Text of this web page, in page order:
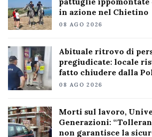
in azione nel Chietino
08 AGO 2026
Abituale ritrovo di
pregiudicate: locale
fatto chiudere dalla
08 AGO 2026
Morti sul lavoro,
Generazioni:
non garantisce la